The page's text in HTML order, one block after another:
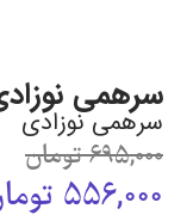
سرهمی نوزادی
سرهمی نوزادی
695,000 تومان
556,000